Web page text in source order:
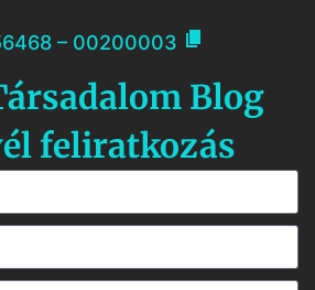
– 00200003 
Blog
feliratkozás